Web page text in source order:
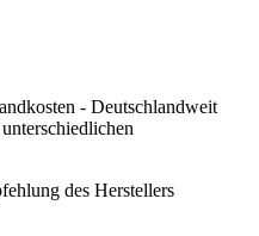
- Deutschlandweit
des Herstellers